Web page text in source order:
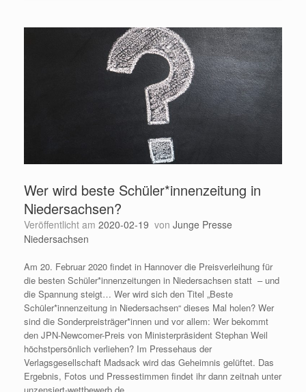
Wer wird beste Schüler*innenzeitung in
Niedersachsen?
Veröffentlicht am 2020-02-19 von Junge Presse
Niedersachsen
Am 20. Februar 2020 findet in Hannover die Preisverleihung für
die besten Schüler*innenzeitungen in Niedersachsen statt – und
die Spannung steigt… Wer wird sich den Titel „Beste
Schüler*innenzeitung in Niedersachsen“ dieses Mal holen? Wer
sind die Sonderpreisträger*innen und vor allem: Wer bekommt
den JPN-Newcomer-Preis von Ministerpräsident Stephan Weil
höchstpersönlich verliehen? Im Pressehaus der
Verlagsgesellschaft Madsack wird das Geheimnis gelüftet. Das
Ergebnis, Fotos und Pressestimmen findet ihr dann zeitnah unter